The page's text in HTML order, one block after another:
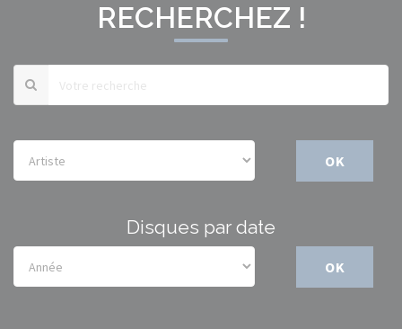
RECHERCHEZ !
OK
Disques par date
OK